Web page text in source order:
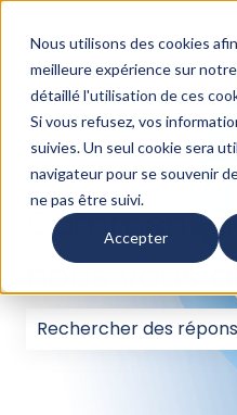
Nous utilisons des cookies
meilleure expérience sur
détaillé l'utilisation de ces
Si vous refusez, vos
suivies. Un seul cookie sera
navigateur pour se souvenir
ne pas être suivi.
Accepter
Logiciels
Comment
nous vous
Il n'y a aucune